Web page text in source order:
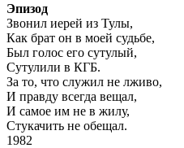
Эпизод
Звонил иерей из Тулы,
Как брат он в моей судьбе,
Был голос его сутулый,
Сутулили в КГБ.
За то, что служил не лживо,
И правду всегда вещал,
И самое им не в жилу,
Стукачить не обещал.
1982